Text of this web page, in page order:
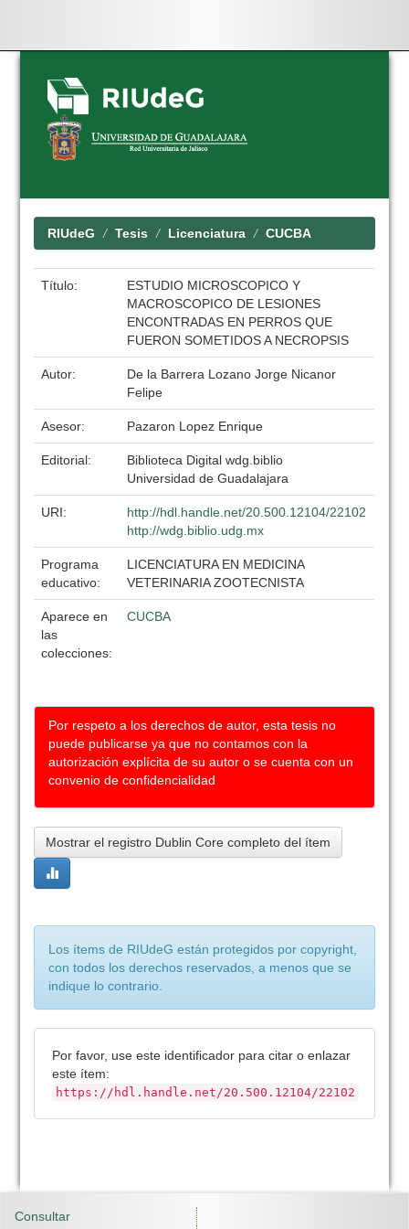
Skip
navigation
RIUdeG Tesis Licenciatura CUCBA
Título:
ESTUDIO MICROSCOPICO Y
MACROSCOPICO DE LESIONES
ENCONTRADAS EN PERROS QUE
FUERON SOMETIDOS A NECROPSIS
Autor:
De la Barrera Lozano Jorge Nicanor
Felipe
Asesor: Pazaron Lopez Enrique
Editorial:
Biblioteca Digital wdg.biblio
Universidad de Guadalajara
URI:
http://hdl.handle.net/20.500.12104/22102
http://wdg.biblio.udg.mx
Programa
educativo:
LICENCIATURA EN MEDICINA
VETERINARIA ZOOTECNISTA
Aparece en
las
colecciones:
CUCBA
Por respeto a los derechos de autor, esta tesis no
puede publicarse ya que no contamos con la
autorización explícita de su autor o se cuenta con un
convenio de confidencialidad
Mostrar el registro Dublin Core completo del ítem
Los ítems de RIUdeG están protegidos por copyright,
con todos los derechos reservados, a menos que se
indique lo contrario.
Por favor, use este identificador para citar o enlazar
este ítem:
https://hdl.handle.net/20.500.12104/22102
Consultar